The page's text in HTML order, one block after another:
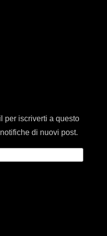
per iscriverti a questo
di nuovi post.